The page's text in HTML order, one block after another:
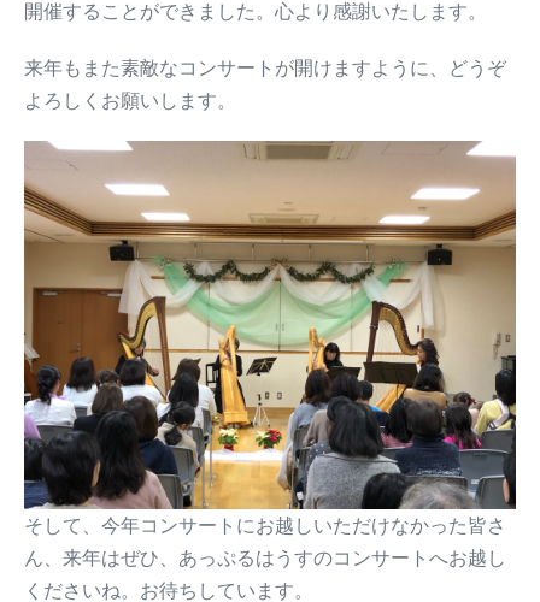
開催することができました。心より感謝いたします。
来年もまた素敵なコンサートが開けますように、どうぞ
よろしくお願いします。
そして、今年コンサートにお越しいただけなかった皆さ
ん、来年はぜひ、あっぷるはうすのコンサートへお越し
くださいね。お待ちしています。